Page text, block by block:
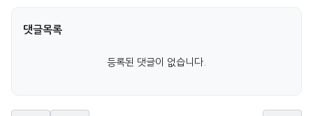
댓글목록
등록된 댓글이 없습니다.